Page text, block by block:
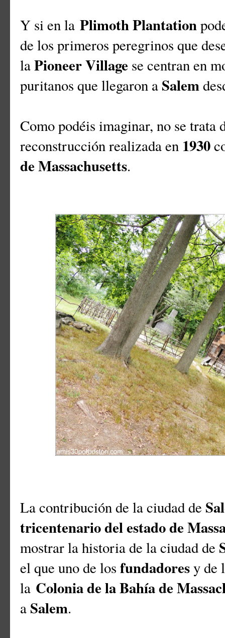
Y si en la Plimoth Plantation
de los primeros peregrinos que
laPioneer Village se centran en
puritanos que llegaron a Salem
Como podéis imaginar, no se trata
reconstrucción realizada en 1930
de Massachusetts.
La contribución de la ciudad de
tricentenario del estado de
mostrar la historia de la ciudad de
el que uno de los fundadoresy de
la Colonia de la Bahía de
a Salem.